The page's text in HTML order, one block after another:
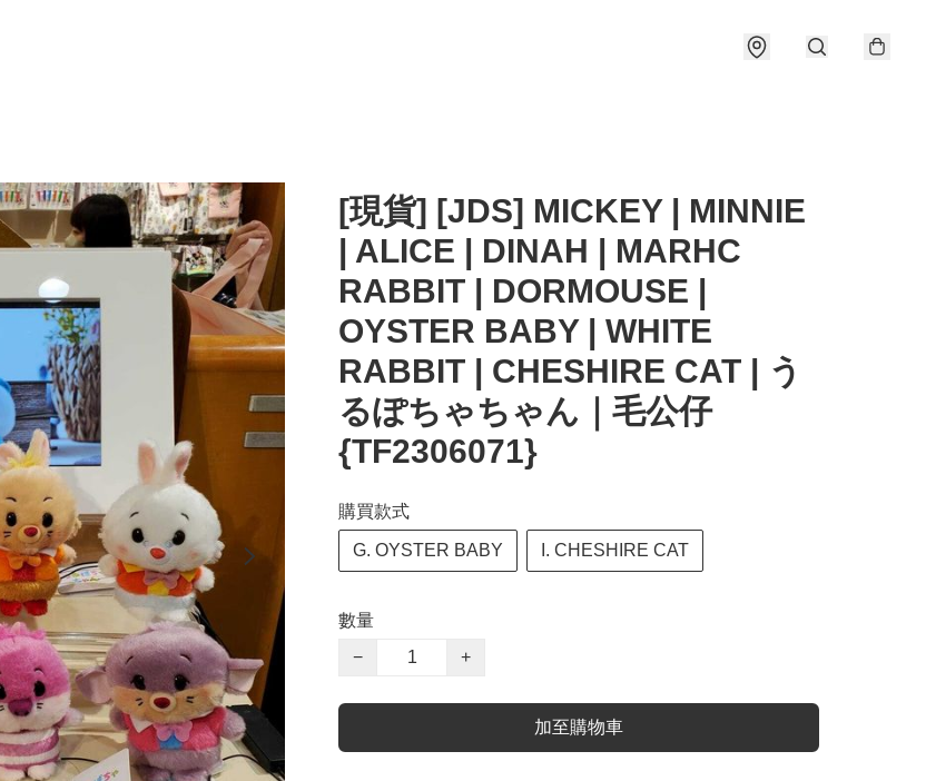
[現貨] [JDS] MICKEY | MINNIE
| ALICE | DINAH | MARHC
RABBIT | DORMOUSE |
OYSTER BABY | WHITE
RABBIT | CHESHIRE CAT | う
るぽちゃちゃん｜毛公仔
{TF2306071}
購買款式
G. OYSTER BABY I. CHESHIRE CAT
數量
−
+
加至購物車